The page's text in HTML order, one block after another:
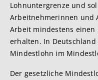
Lohnuntergrenze und
Arbeitnehmerinnen und
Arbeit mindestens
erhalten. In
Mindestlohn im
Der gesetzliche